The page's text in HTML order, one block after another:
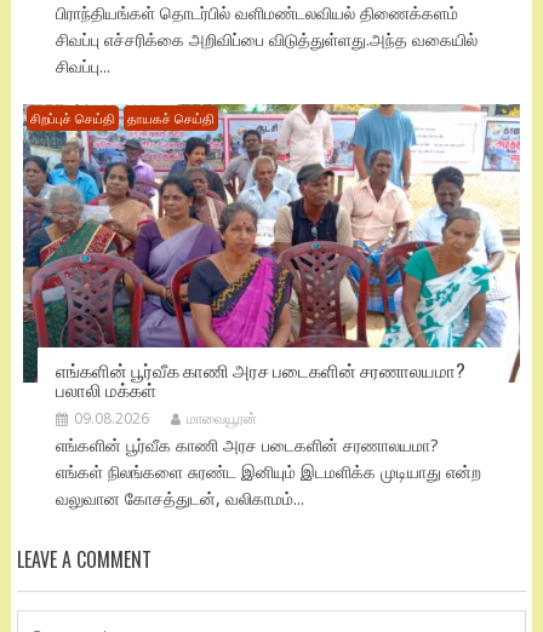
பிராந்தியங்கள் தொடர்பில் வளிமண்டலவியல் திணைக்களம்
சிவப்பு எச்சரிக்கை அறிவிப்பை விடுத்துள்ளது.​அந்த வகையில்
சிவப்பு...
சிறப்புச் செய்தி தாயகச் செய்தி
எங்களின் பூர்வீக காணி அரச படைகளின் சரணாலயமா?
பலாலி மக்கள்
09.08.2026 மாவையூரன்
எங்களின் பூர்வீக காணி அரச படைகளின் சரணாலயமா?
எங்கள் நிலங்களை சுரண்ட இனியும் இடமளிக்க முடியாது என்ற
வலுவான கோசத்துடன், வலிகாமம்...
LEAVE A COMMENT